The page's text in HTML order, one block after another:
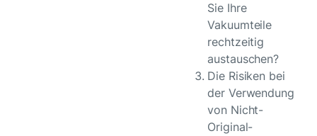
Sie Ihre
Vakuumteile
rechtzeitig
austauschen?
Die Risiken bei
der Verwendung
von Nicht-
Original-